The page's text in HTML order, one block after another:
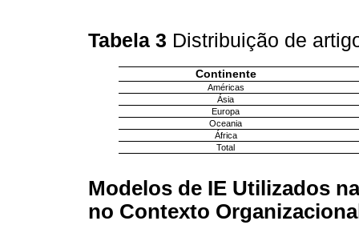
Tabela 3 Distribuição de
Continente
Américas
Ásia
Europa
Oceania
África
Total
Modelos de IE Utilizados
no Contexto